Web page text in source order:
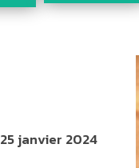
25 janvier 2024